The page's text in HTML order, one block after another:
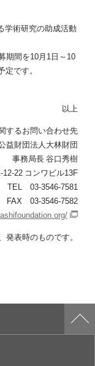
学術研究の助成活動
期間を10月1日～10
です。
以上
するお問い合わせ先
益財団法人大林財団
事務局長 谷口秀樹
22 コンワビル13F
TEL 03-3546-7581
FAX 03-3546-7582
表時のものです。